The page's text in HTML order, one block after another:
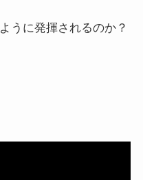
うに発揮されるのか？